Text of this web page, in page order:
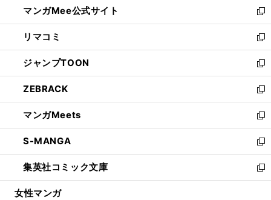
く
ド
ウ
で
開
く
ィ
ン
ド
ウ
で
開
く
い
ウ
ィ
ン
ド
ウ
で
開
く
マンガMee公式サイト
新
し
い
ウ
ィ
ン
ド
ウ
で
開
く
リマコミ
新
し
い
ウ
ィ
ン
ド
ウ
で
開
く
ジャンプTOON
新
し
い
ウ
ィ
ン
ド
ウ
で
開
ZEBRACK
新
し
い
ウ
ィ
ン
ド
ウ
マンガMeets
新
し
い
ウ
ィ
ン
S-MANGA
新
し
い
ウ
集英社コミック文庫
新
し
女性マンガ